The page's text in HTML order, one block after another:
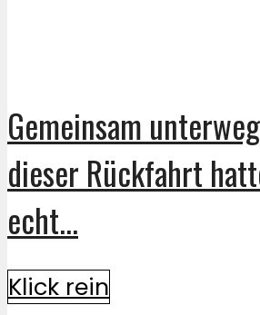
Gemeinsam
dieser Rückfahrt
echt...
Klick rein